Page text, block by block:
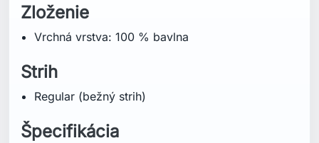
Zloženie
Vrchná vrstva: 100 % bavlna
Strih
Regular (bežný strih)
Špecifikácia